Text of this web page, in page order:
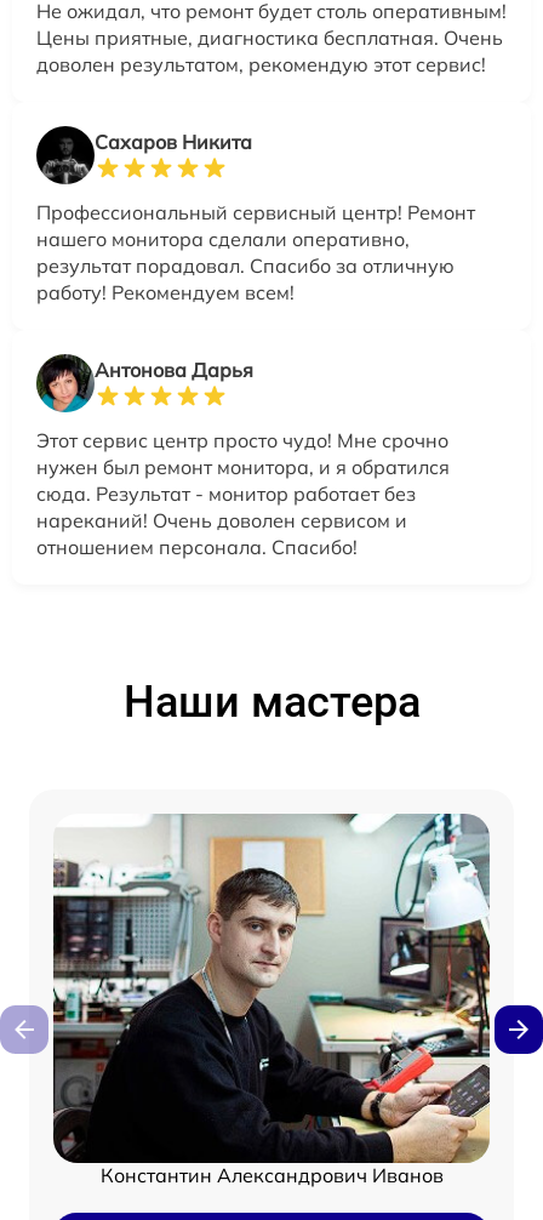
Не ожидал, что ремонт будет столь оперативным!
Цены приятные, диагностика бесплатная. Очень
доволен результатом, рекомендую этот сервис!
Сахаров Никита
Профессиональный сервисный центр! Ремонт
нашего монитора сделали оперативно,
результат порадовал. Спасибо за отличную
работу! Рекомендуем всем!
Антонова Дарья
Этот сервис центр просто чудо! Мне срочно
нужен был ремонт монитора, и я обратился
сюда. Результат - монитор работает без
нареканий! Очень доволен сервисом и
отношением персонала. Спасибо!
Наши мастера
Константин Александрович Иванов